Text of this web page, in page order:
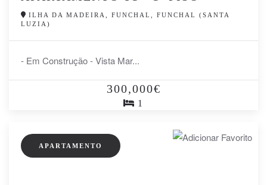
ILHA DA MADEIRA, FUNCHAL, FUNCHAL (SANTA
LUZIA)
- Em Construção - Vista Mar...
300,000€
1
APARTAMENTO